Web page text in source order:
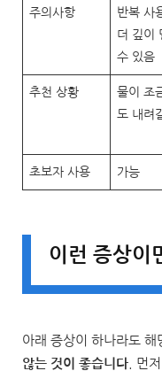
주의사항
반복 사
더 깊이
수 있음
추천 상황
물이 조
도 내려
초보자 사용 가능
이런 증상이
아래 증상이 하나라도 해
않는 것이 좋습니다 . 먼